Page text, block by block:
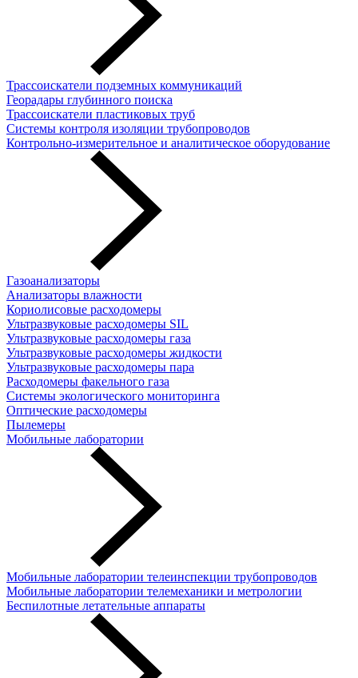
Трассоискатели подземных коммуникаций
Георадары глубинного поиска
Трассоискатели пластиковых труб
Cистемы контроля изоляции трубопроводов
Контрольно-измерительное и аналитическое оборудование
Газоанализаторы
Анализаторы влажности
Кориолисовые расходомеры
Ультразвуковые расходомеры SIL
Ультразвуковые расходомеры газа
Ультразвуковые расходомеры жидкости
Ультразвуковые расходомеры пара
Расходомеры факельного газа
Системы экологического мониторинга
Оптические расходомеры
Пылемеры
Мобильные лаборатории
Мобильные лаборатории телеинспекции трубопроводов
Мобильные лаборатории телемеханики и метрологии
Беспилотные летательные аппараты